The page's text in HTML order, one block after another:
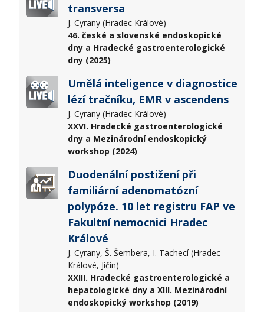
transversa
J. Cyrany (Hradec Králové)
46. české a slovenské endoskopické
dny a Hradecké gastroenterologické
dny (2025)
Umělá inteligence v diagnostice
lézí tračníku, EMR v ascendens
J. Cyrany (Hradec Králové)
XXVI. Hradecké gastroenterologické
dny a Mezinárodní endoskopický
workshop (2024)
Duodenální postižení při
familiární adenomatózní
polypóze. 10 let registru FAP ve
Fakultní nemocnici Hradec
Králové
J. Cyrany, Š. Šembera, I. Tachecí (Hradec
Králové, Jičín)
XXIII. Hradecké gastroenterologické a
hepatologické dny a XIII. Mezinárodní
endoskopický workshop (2019)